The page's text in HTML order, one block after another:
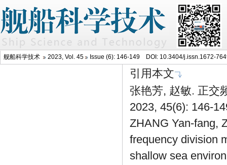
舰船科学技术 2023, Vol. 45 Issue (6): 146-149 DOI: 10.3404/j.issn.1672-
引用本文
张艳芳, 赵敏. 正交
2023, 45(6): 146-
ZHANG Yan-fang,
frequency division
shallow sea